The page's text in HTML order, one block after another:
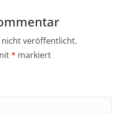
nicht veröffentlicht.
* markiert